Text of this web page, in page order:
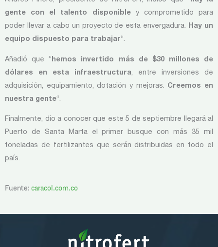
gente con el talento disponibley comprometido para
poder llevar a cabo un proyecto de esta envergadura. Hay un
equipo dispuesto para trabajar“.
Añadió que “hemos invertido más de $30 millones de
dólares en esta infraestructura , entre inversiones de
adquisición, equipamiento, dotación y mejoras. Creemos en
nuestra gente“.
Finalmente, dio a conocer que este 5 de septiembre llegará al
Puerto de Santa Marta el primer busque con más 35 mil
toneladas de fertilizantes que serán distribuidas en todo el
país.
Fuente: caracol.com.co